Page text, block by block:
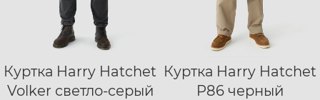
Куртка Harry Hatchet
Volker светло-серый
S M L
XL
XXL
Куртка Harry Hatchet
P86 черный
XS S M
L
XL
XXL XXXL